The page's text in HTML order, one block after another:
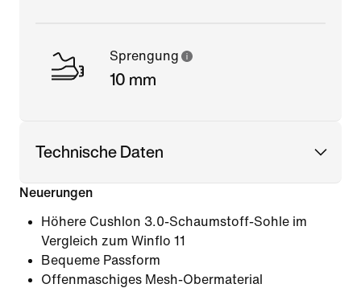
Sprengung
10 mm
Technische Daten
Neuerungen
Höhere Cushlon 3.0-Schaumstoff-Sohle im
Vergleich zum Winflo 11
Bequeme Passform
Offenmaschiges Mesh-Obermaterial